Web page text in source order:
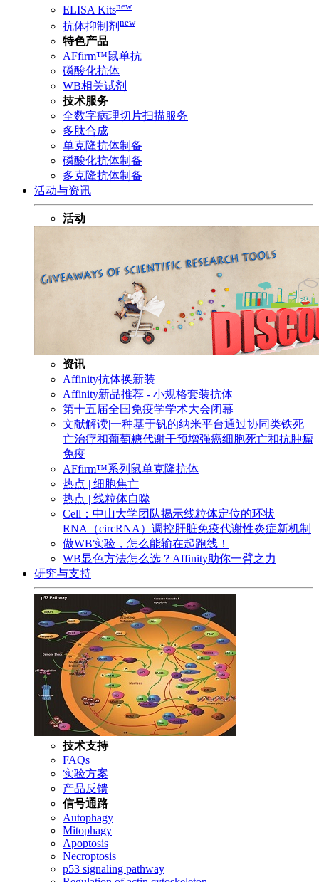
ELISA Kitsnew
抗体抑制剂 new
特色产品
AFfirm™鼠单抗
磷酸化抗体
WB相关试剂
技术服务
全数字病理切片扫描服务
多肽合成
单克隆抗体制备
磷酸化抗体制备
多克隆抗体制备
活动与资讯
活动
资讯
Affinity抗体换新装
Affinity新品推荐 - 小规格套装抗体
第十五届全国免疫学学术大会闭幕
文献解读|一种基于钒的纳米平台通过协同类铁死
亡治疗和葡萄糖代谢干预增强癌细胞死亡和抗肿瘤
免疫
AFfirm™系列鼠单克隆抗体
热点 | 细胞焦亡
热点 | 线粒体自噬
Cell：中山大学团队揭示线粒体定位的环状
RNA（circRNA）调控肝脏免疫代谢性炎症新机制
做WB实验，怎么能输在起跑线！
WB显色方法怎么选？Affinity助你一臂之力
研究与支持
技术支持
FAQs
实验方案
产品反馈
信号通路
Autophagy
Mitophagy
Apoptosis
Necroptosis
p53 signaling pathway